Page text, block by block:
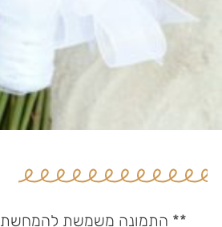
** התמונה משמשת להמחשת